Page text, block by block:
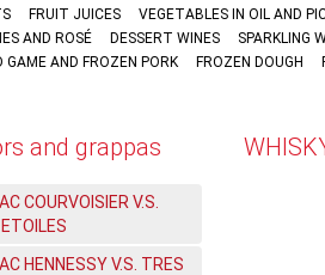
FRUIT JUICES
VEGETABLES IN OIL AND
AND ROSÉ
DESSERT WINES
SPARKLING
GAME AND FROZEN PORK
FROZEN DOUGH
and grappas
COURVOISIER V.S.
HENNESSY V.S. TRES